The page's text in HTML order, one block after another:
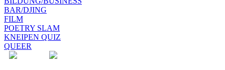
BAR/DJING
FILM
POETRY SLAM
KNEIPEN QUIZ
QUEER